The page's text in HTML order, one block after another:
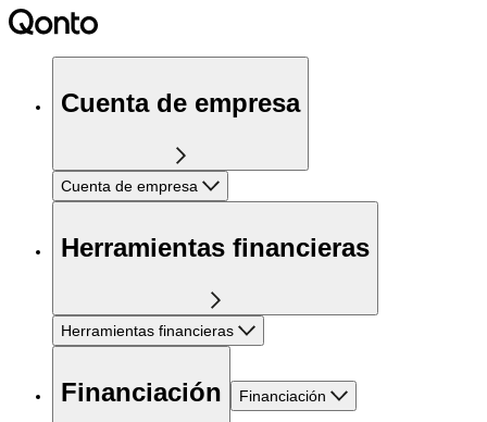
Cuenta de empresa
Cuenta de empresa
Herramientas financieras
Herramientas financieras
Financiación Financiación